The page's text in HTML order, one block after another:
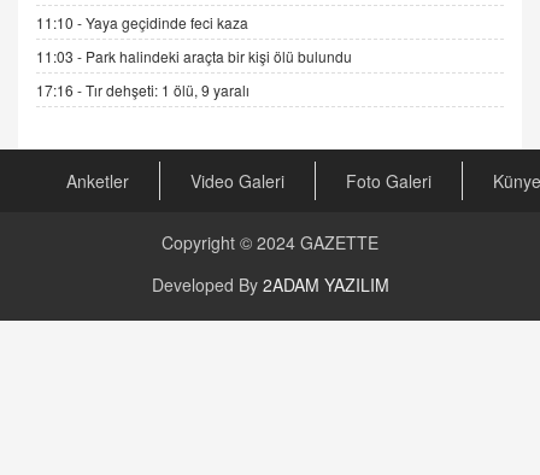
GÜNLÜK BURÇ YORUMU
Günlük Burç Yorumu | 22 Kasım 2024: Koç,
Boğa, İkizler ve Daha Fazlası!
PEARL SİRİUS
Mars 4 Kasım’da Aslan Burcuna Geçiyor
BAYAN AURORA
11:10 -Yaya geçidinde feci kaza
11:03 - Park halindeki araçta bir kişi ölü bulundu
17:16 -Tır dehşeti: 1 ölü, 9 yaralı
Anketler Video Galeri Foto Galeri Künye
Copyright © 2024 GAZETTE
Developed By 2ADAM YAZILIM